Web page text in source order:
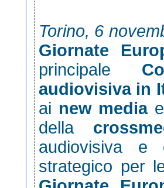
Torino, 6
Giornate
principale
audiovisiva in
ai new mediae
della
audiovisiva e
strategico per